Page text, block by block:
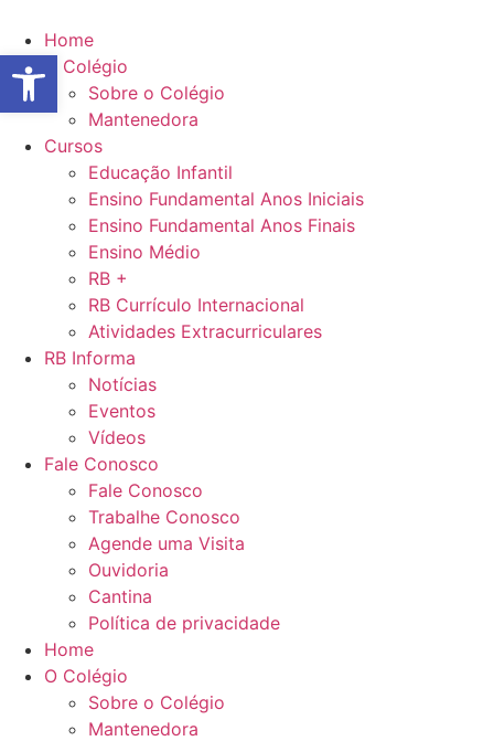
para
conteúdo
Home
O Colégio
Sobre o Colégio
Mantenedora
Cursos
Educação Infantil
Ensino Fundamental Anos Iniciais
Ensino Fundamental Anos Finais
Ensino Médio
RB +
RB Currículo Internacional
Atividades Extracurriculares
RB Informa
Notícias
Eventos
Vídeos
Fale Conosco
Fale Conosco
Trabalhe Conosco
Agende uma Visita
Ouvidoria
Cantina
Política de privacidade
Home
O Colégio
Sobre o Colégio
Mantenedora
Abrir a barra de ferramentas